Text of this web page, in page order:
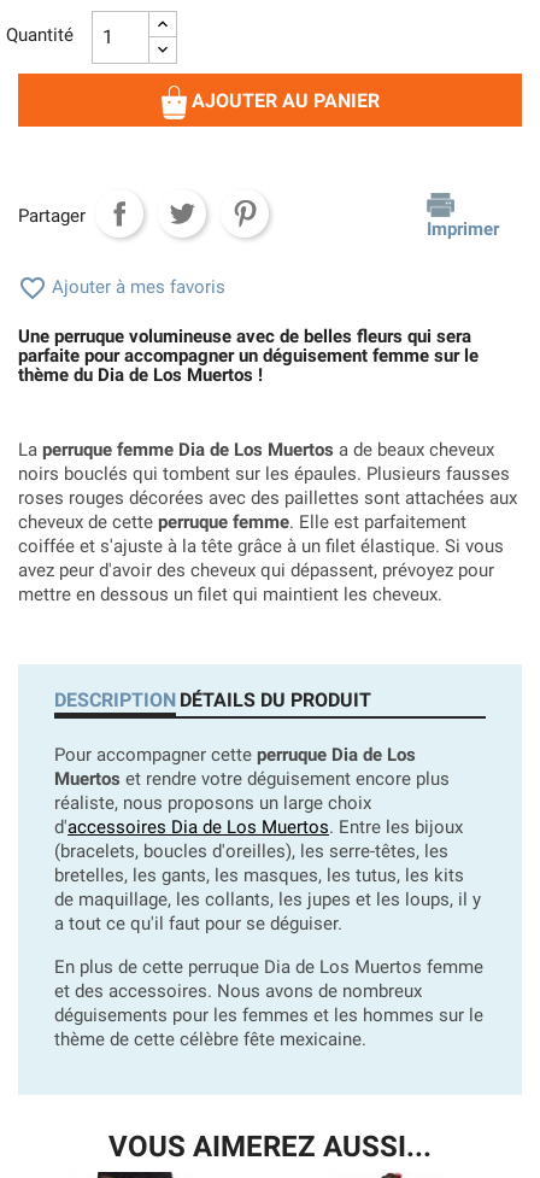
Quantité
AJOUTER AU PANIER
Partager
Imprimer
 Ajouter à mes favoris
Une perruque volumineuse avec de belles fleurs qui sera
parfaite pour accompagner un déguisement femme sur le
thème du Dia de Los Muertos !
La perruque femme Dia de Los Muertos a de beaux cheveux
noirs bouclés qui tombent sur les épaules. Plusieurs fausses
roses rouges décorées avec des paillettes sont attachées aux
cheveux de cette perruque femme. Elle est parfaitement
coiffée et s'ajuste à la tête grâce à un filet élastique. Si vous
avez peur d'avoir des cheveux qui dépassent, prévoyez pour
mettre en dessous un filet qui maintient les cheveux.
DESCRIPTION DÉTAILS DU PRODUIT
Pour accompagner cette perruque Dia de Los
Muertos et rendre votre déguisement encore plus
réaliste, nous proposons un large choix
d'accessoires Dia de Los Muertos. Entre les bijoux
(bracelets, boucles d'oreilles), les serre-têtes, les
bretelles, les gants, les masques, les tutus, les kits
de maquillage, les collants, les jupes et les loups, il y
a tout ce qu'il faut pour se déguiser.
En plus de cette perruque Dia de Los Muertos femme
et des accessoires. Nous avons de nombreux
déguisements pour les femmes et les hommes sur le
thème de cette célèbre fête mexicaine.
VOUS AIMEREZ AUSSI...